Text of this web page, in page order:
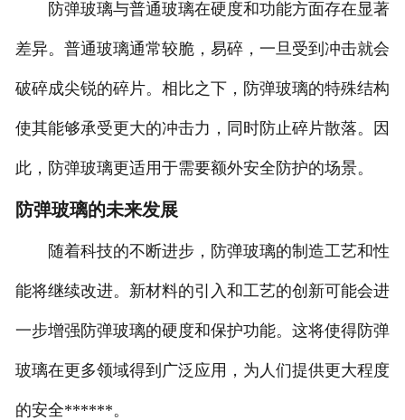
防弹玻璃与普通玻璃在硬度和功能方面存在显著
差异。普通玻璃通常较脆，易碎，一旦受到冲击就会
破碎成尖锐的碎片。相比之下，防弹玻璃的特殊结构
使其能够承受更大的冲击力，同时防止碎片散落。因
此，防弹玻璃更适用于需要额外安全防护的场景。
防弹玻璃的未来发展
随着科技的不断进步，防弹玻璃的制造工艺和性
能将继续改进。新材料的引入和工艺的创新可能会进
一步增强防弹玻璃的硬度和保护功能。这将使得防弹
玻璃在更多领域得到广泛应用，为人们提供更大程度
的安全******。